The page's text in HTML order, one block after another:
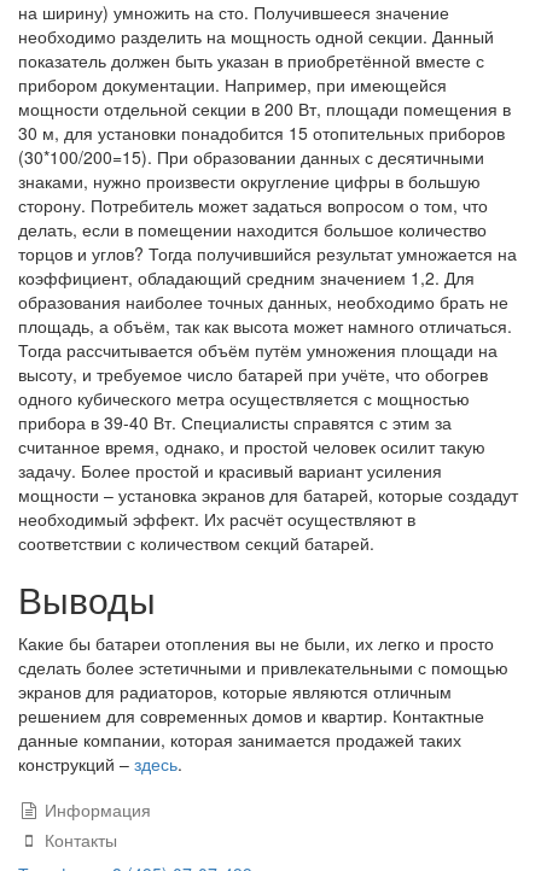
на ширину) умножить на сто. Получившееся значение
необходимо разделить на мощность одной секции. Данный
показатель должен быть указан в приобретённой вместе с
прибором документации. Например, при имеющейся
мощности отдельной секции в 200 Вт, площади помещения в
30 м, для установки понадобится 15 отопительных приборов
(30*100/200=15). При образовании данных с десятичными
знаками, нужно произвести округление цифры в большую
сторону. Потребитель может задаться вопросом о том, что
делать, если в помещении находится большое количество
торцов и углов? Тогда получившийся результат умножается на
коэффициент, обладающий средним значением 1,2. Для
образования наиболее точных данных, необходимо брать не
площадь, а объём, так как высота может намного отличаться.
Тогда рассчитывается объём путём умножения площади на
высоту, и требуемое число батарей при учёте, что обогрев
одного кубического метра осуществляется с мощностью
прибора в 39-40 Вт. Специалисты справятся с этим за
считанное время, однако, и простой человек осилит такую
задачу. Более простой и красивый вариант усиления
мощности – установка экранов для батарей, которые создадут
необходимый эффект. Их расчёт осуществляют в
соответствии с количеством секций батарей.
Выводы
Какие бы батареи отопления вы не были, их легко и просто
сделать более эстетичными и привлекательными с помощью
экранов для радиаторов, которые являются отличным
решением для современных домов и квартир. Контактные
данные компании, которая занимается продажей таких
конструкций – здесь.
Информация
Контакты